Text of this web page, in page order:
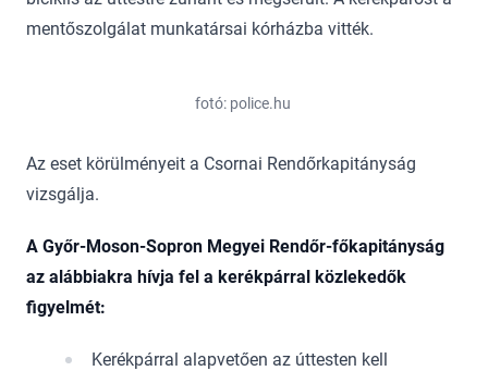
mentőszolgálat munkatársai kórházba vitték.
fotó: police.hu
Az eset körülményeit a Csornai Rendőrkapitányság
vizsgálja.
A Győr-Moson-Sopron Megyei Rendőr-főkapitányság
az alábbiakra hívja fel a kerékpárral közlekedők
figyelmét:
Kerékpárral alapvetően az úttesten kell